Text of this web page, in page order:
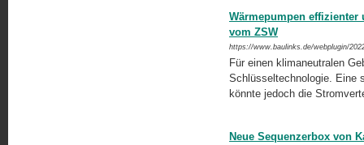
Wärmepumpen
vom ZSW
https://www.baulinks.de/webplugin/
Für einen klimaneutralen
Schlüsseltechnologie. Eine
könnte jedoch die
Neue Sequenzerbox von